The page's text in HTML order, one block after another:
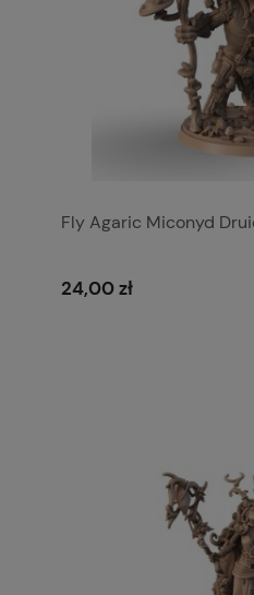
Fly Agaric Miconyd
24,00 zł